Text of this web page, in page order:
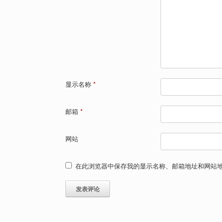
显示名称 *
邮箱 *
网站
在此浏览器中保存我的显示名称、邮箱地址和网站